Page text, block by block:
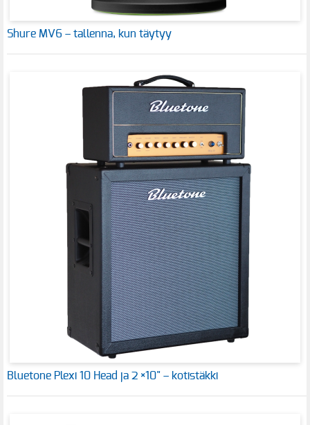
Shure MV6 – tallenna, kun täytyy
Bluetone Plexi 10 Head ja 2 ×10" – kotistäkki